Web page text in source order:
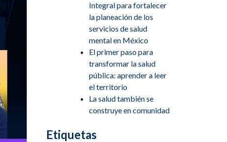
Integral para fortalecer
la planeación de los
servicios de salud
mental en México
El primer paso para
transformar la salud
pública: aprender a leer
el territorio
La salud también se
construye en comunidad
Etiquetas